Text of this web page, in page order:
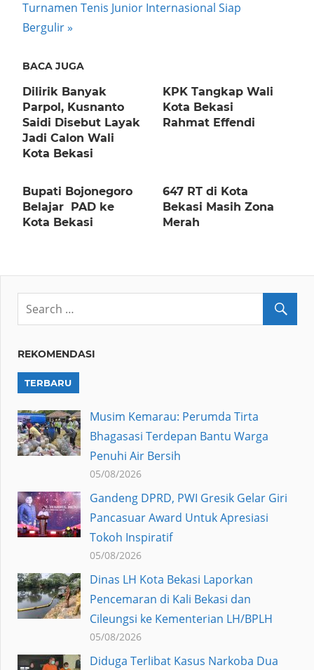
Next
Post:
Turnamen Tenis Junior Internasional Siap
Bergulir
BACA JUGA
Dilirik Banyak
Parpol, Kusnanto
Saidi Disebut Layak
Jadi Calon Wali
Kota Bekasi
KPK Tangkap Wali
Kota Bekasi
Rahmat Effendi
Bupati Bojonegoro
Belajar PAD ke
Kota Bekasi
647 RT di Kota
Bekasi Masih Zona
Merah
REKOMENDASI
TERBARU
Musim Kemarau: Perumda Tirta
Bhagasasi Terdepan Bantu Warga
Penuhi Air Bersih
05/08/2026
Gandeng DPRD, PWI Gresik Gelar Giri
Pancasuar Award Untuk Apresiasi
Tokoh Inspiratif
05/08/2026
Dinas LH Kota Bekasi Laporkan
Pencemaran di Kali Bekasi dan
Cileungsi ke Kementerian LH/BPLH
05/08/2026
Diduga Terlibat Kasus Narkoba Dua